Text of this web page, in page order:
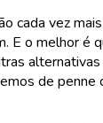
cada vez
E o melhor é
de penne